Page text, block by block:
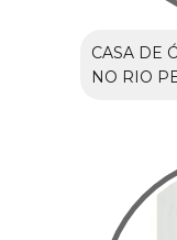
CASA DE
NO RIO